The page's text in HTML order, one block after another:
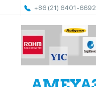
+86 (21) 6401-6692